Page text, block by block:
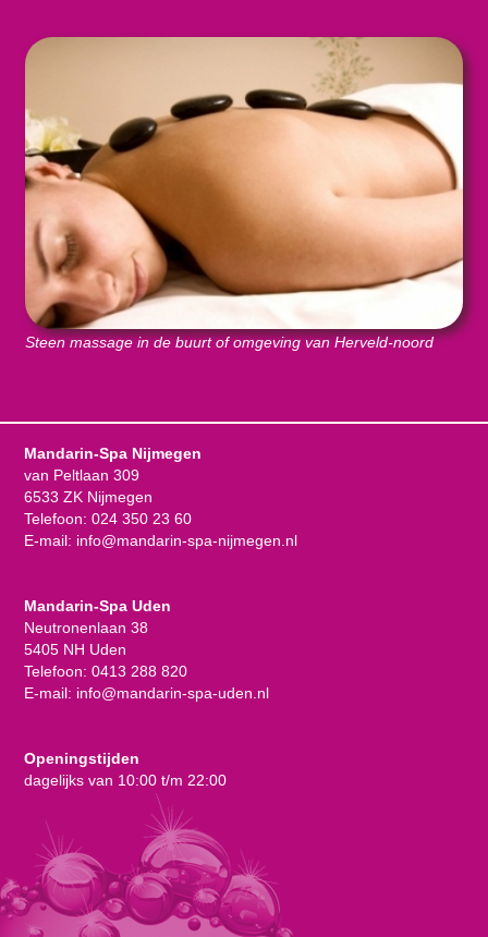
Steen massage in de buurt of omgeving van Herveld-noord
Mandarin-Spa Nijmegen
van Peltlaan 309
6533 ZK Nijmegen
Telefoon: 024 350 23 60
E-mail: info@mandarin-spa-nijmegen.nl
Mandarin-Spa Uden
Neutronenlaan 38
5405 NH Uden
Telefoon: 0413 288 820
E-mail: info@mandarin-spa-uden.nl
Openingstijden
dagelijks van 10:00 t/m 22:00